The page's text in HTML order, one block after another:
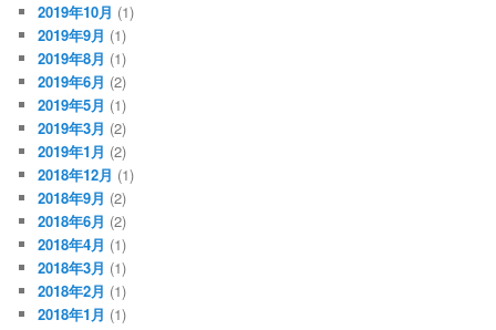
2019年10月 (1)
2019年9月 (1)
2019年8月 (1)
2019年6月 (2)
2019年5月 (1)
2019年3月 (2)
2019年1月 (2)
2018年12月 (1)
2018年9月 (2)
2018年6月 (2)
2018年4月 (1)
2018年3月 (1)
2018年2月 (1)
2018年1月 (1)